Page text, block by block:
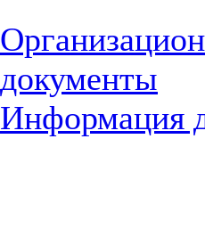
документы
Информация